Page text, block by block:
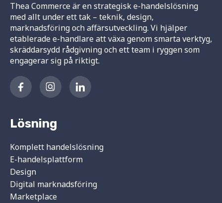
Thea Commerce är en strategisk e-handelslösning
med allt under ett tak – teknik, design,
marknadsföring och affärsutveckling. Vi hjälper
etablerade e-handlare att växa genom smarta verktyg,
skräddarsydd rådgivning och ett team i ryggen som
engagerar sig på riktigt.
Lösning
Komplett handelslösning
E-handelsplattform
Design
Digital marknadsföring
Marketplace